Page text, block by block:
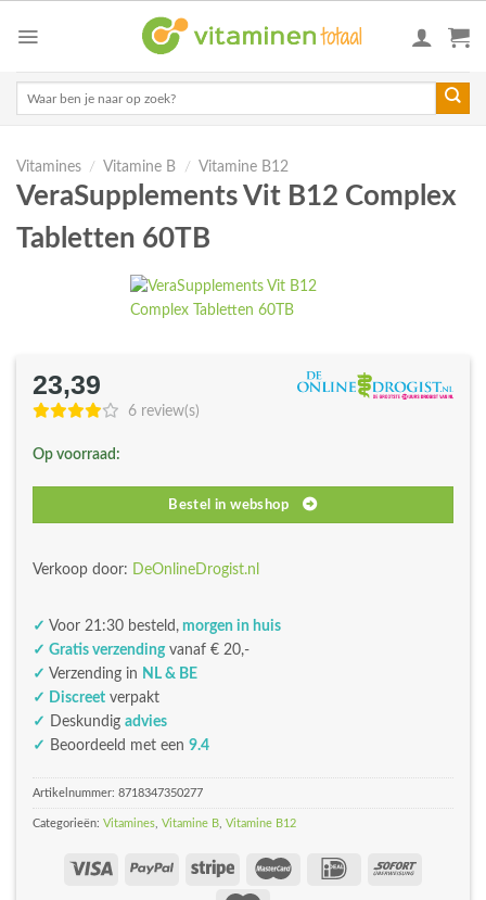
Vitamines / Vitamine B / Vitamine B12
VeraSupplements Vit B12 Complex
Tabletten 60TB
23,39
6 review(s)
Op voorraad:
Bestel in webshop
Verkoop door: DeOnlineDrogist.nl
✓ Voor 21:30 besteld, morgen in huis
✓ Gratis verzendingvanaf € 20,-
✓ Verzending in NL & BE
✓ Discreet verpakt
✓
Deskundig advies
✓ Beoordeeld met een 9.4
Artikelnummer: 8718347350277
Categorieën: Vitamines Vitamine B Vitamine B12